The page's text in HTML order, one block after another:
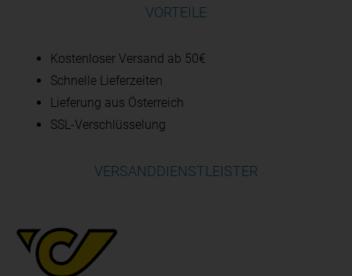
VORTEILE
Kostenloser Versand ab 50€
Schnelle Lieferzeiten
Lieferung aus Österreich
SSL-Verschlüsselung
VERSANDDIENSTLEISTER